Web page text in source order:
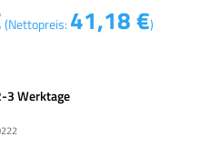
(Nettopreis: 41,18€)
3 Werktage